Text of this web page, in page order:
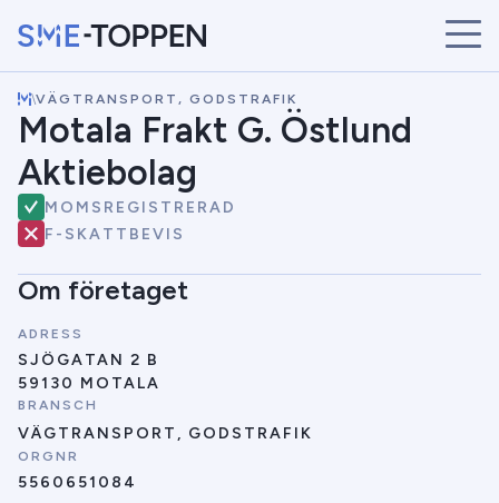
START
ÅRETS VINNARE
BRANSCHER
SÖK
NYHETER
\VÄGTRANSPORT, GODSTRAFIK
Motala Frakt G. Östlund
Aktiebolag
MOMSREGISTRERAD
F-SKATTBEVIS
Om företaget
ADRESS
SJÖGATAN 2 B
59130 MOTALA
BRANSCH
VÄGTRANSPORT, GODSTRAFIK
ORGNR
5560651084